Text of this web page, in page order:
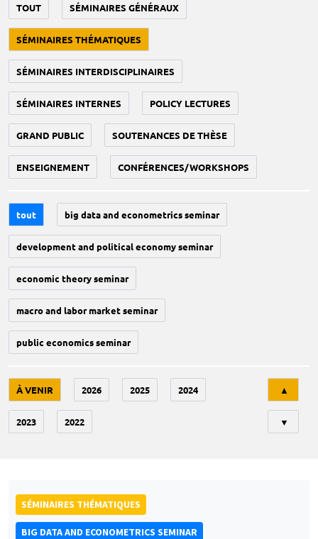
TOUT SÉMINAIRES GÉNÉRAUX
SÉMINAIRES THÉMATIQUES
SÉMINAIRES INTERDISCIPLINAIRES
SÉMINAIRES INTERNES POLICY LECTURES
GRAND PUBLIC SOUTENANCES DE THÈSE
ENSEIGNEMENT CONFÉRENCES/WORKSHOPS
tout big data and econometrics seminar
development and political economy seminar
economic theory seminar
macro and labor market seminar
public economics seminar
À VENIR 2026 2025 2024
2023 2022
▲
▼
SÉMINAIRES THÉMATIQUES
BIG DATA AND ECONOMETRICS SEMINAR